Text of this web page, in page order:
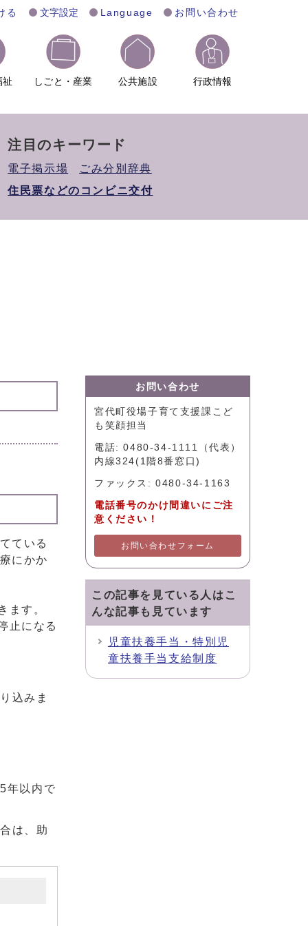
る 文字設定 Language お問い合わせ
祉 しごと・産業 公共施設 行政情報
注目のキーワード
電子掲示場
ごみ分別辞典
住民票などのコンビニ交付
ている
にかか
ます。
止になる
込みま
年以内で
は、助
お問い合わせ
宮代町役場子育て支援課こど
も笑顔担当
電話: 0480-34-1111（代表）
内線324(1階8番窓口)
ファックス: 0480-34-1163
電話番号のかけ間違いにご注
意ください！
お問い合わせフォーム
この記事を見ている人はこ
んな記事も見ています
児童扶養手当・特別児
童扶養手当支給制度